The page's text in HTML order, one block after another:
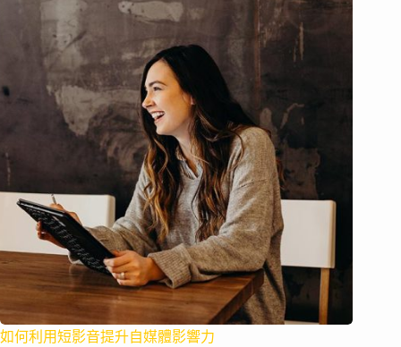
如何利用短影音提升自媒體影響力